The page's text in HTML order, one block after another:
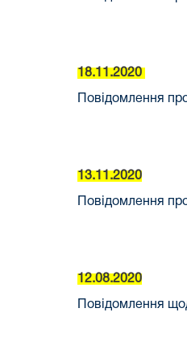
18.11.2020
Повідомлення
13.11.2020
Повідомлення
12.08.2020
Повідомлення